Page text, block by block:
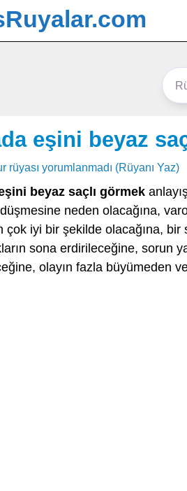
eşini beyaz
rüyası yorumlanmadı (Rüyanı Yaz)
beyaz saçlı görmek
neden olacağına,
çok iyi bir şekilde olacağına,
sona erdirileceğine, sorun
olayın fazla büyümeden